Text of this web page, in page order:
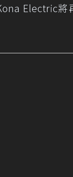
Electric